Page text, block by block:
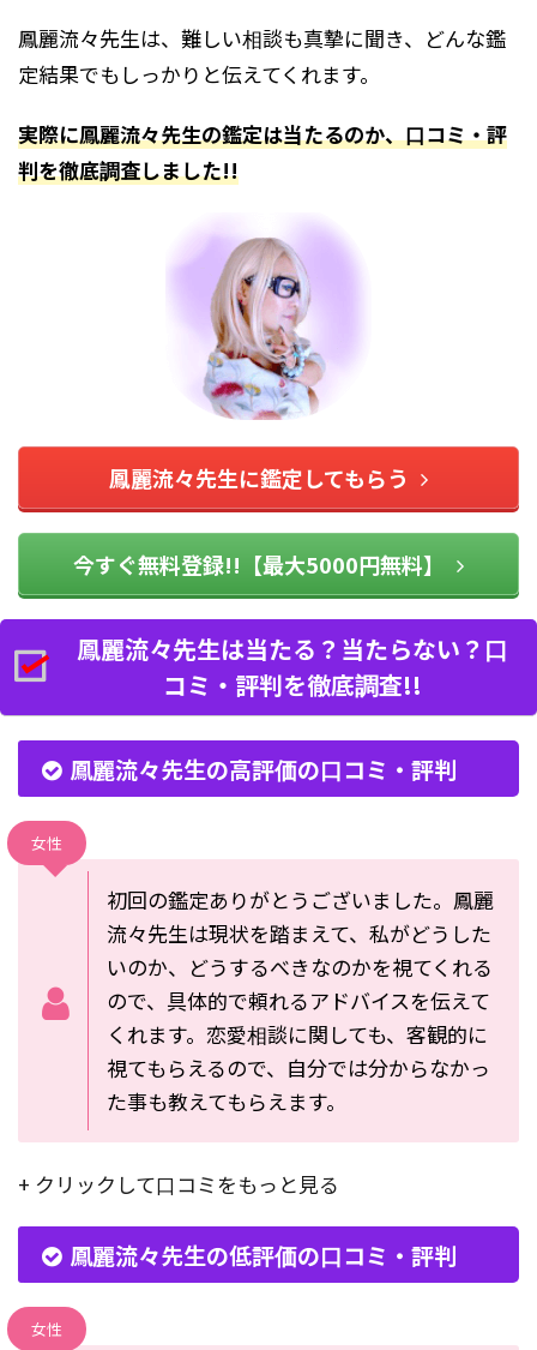
鳳麗流々先生は、難しい相談も真摯に聞き、どんな鑑
定結果でもしっかりと伝えてくれます。
実際に鳳麗流々先生の鑑定は当たるのか、口コミ・評
判を徹底調査しました!!
鳳麗流々先生に鑑定してもらう
今すぐ無料登録!!【最大5000円無料】
鳳麗流々先生は当たる？当たらない？口
コミ・評判を徹底調査!!
鳳麗流々先生の高評価の口コミ・評判
女性
初回の鑑定ありがとうございました。鳳麗
流々先生は現状を踏まえて、私がどうした
いのか、どうするべきなのかを視てくれる
ので、具体的で頼れるアドバイスを伝えて
くれます。恋愛相談に関しても、客観的に
視てもらえるので、自分では分からなかっ
た事も教えてもらえます。
+ クリックして口コミをもっと見る
鳳麗流々先生の低評価の口コミ・評判
女性